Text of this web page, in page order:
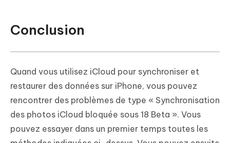
Conclusion
Quand vous utilisez iCloud pour synchroniser et
restaurer des données sur iPhone, vous pouvez
rencontrer des problèmes de type « Synchronisation
des photos iCloud bloquée sous 18 Beta ». Vous
pouvez essayer dans un premier temps toutes les